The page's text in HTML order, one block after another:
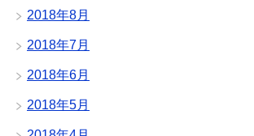
2018年8月
2018年7月
2018年6月
2018年5月